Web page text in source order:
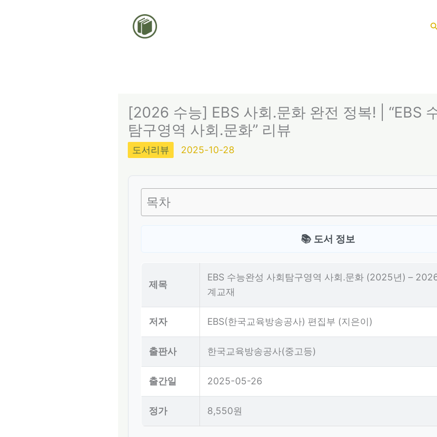
검
[2026 수능] EBS 사회.문화 완전 정복! | “EBS
탐구영역 사회.문화” 리뷰
도서리뷰 2025-10-28
목차
📚 도서 정보
제목
EBS 수능완성 사회탐구영역 사회.문화 (2025년) –
계교재
저자 EBS(한국교육방송공사) 편집부 (지은이)
출판사 한국교육방송공사(중고등)
출간일 2025-05-26
정가 8,550원